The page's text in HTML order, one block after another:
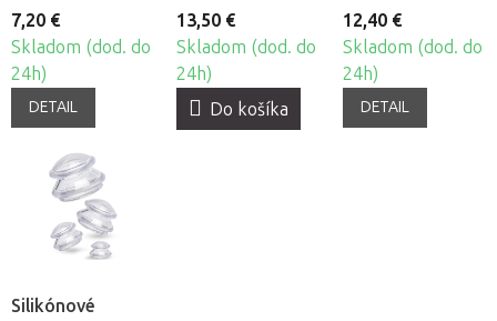
7,20 €
Skladom (dod. do
24h)
DETAIL
13,50 €
Skladom (dod. do
24h)
Do košíka
12,40 €
Skladom (dod. do
24h)
DETAIL
Silikónové